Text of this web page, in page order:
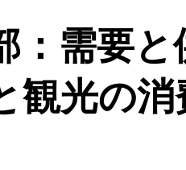
：需要
観光の